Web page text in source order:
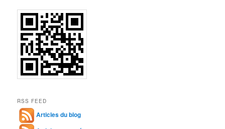
RSS FEED
Articles du blog